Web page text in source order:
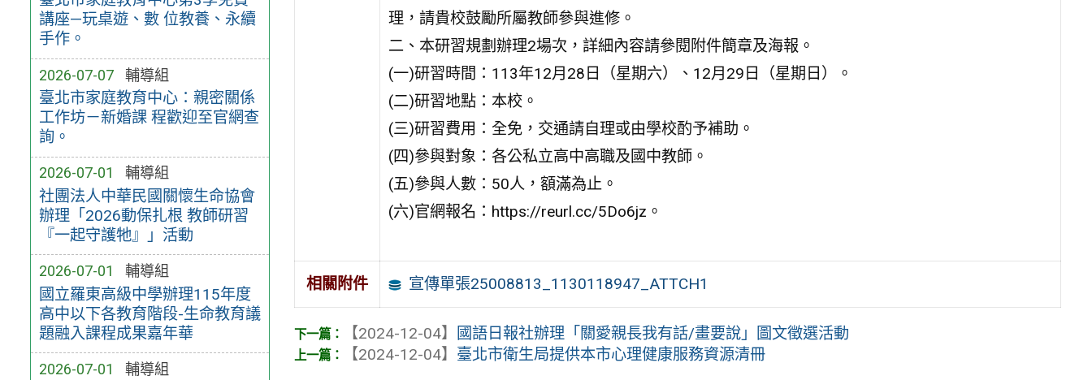
講座—玩桌遊、數 位教養、永續
手作。
2026-07-07 輔導組
臺北市家庭教育中心：親密關係
工作坊－新婚課 程歡迎至官網查
詢。
2026-07-01 輔導組
社團法人中華民國關懷生命協會
辦理「2026動保扎根 教師研習
『一起守護牠』」活動
2026-07-01 輔導組
國立羅東高級中學辦理115年度
高中以下各教育階段-生命教育議
題融入課程成果嘉年華
2026-07-01 輔導組
理，請貴校鼓勵所屬教師參與進修。
二、本研習規劃辦理2場次，詳細內容請參閱附件簡章及海報。
(一)研習時間：113年12月28日（星期六）、12月29日（星期日）。
(二)研習地點：本校。
(三)研習費用：全免，交通請自理或由學校酌予補助。
(四)參與對象：各公私立高中高職及國中教師。
(五)參與人數：50人，額滿為止。
(六)官網報名：https://reurl.cc/5Do6jz。
相關附件 宣傳單張25008813_1130118947_ATTCH1
【2024-12-04】
國語日報社辦理「關愛親長我有話/畫要說」圖文徵選活動
【2024-12-04】 臺北市衛生局提供本市心理健康服務資源清冊